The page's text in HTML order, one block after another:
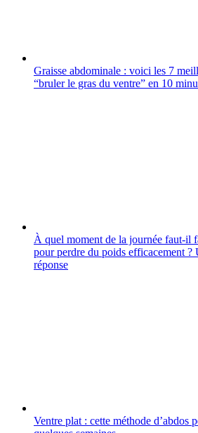
Graisse abdominale : voici les 7
“bruler le gras du ventre” en 10
À quel moment de la journée faut-il
pour perdre du poids efficacement ?
réponse
Ventre plat : cette méthode d’abdos